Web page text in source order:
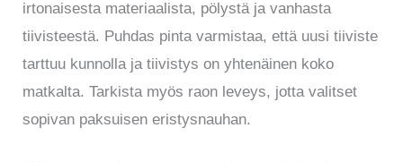
irtonaisesta materiaalista, pölystä ja vanhasta
tiivisteestä. Puhdas pinta varmistaa, että uusi tiiviste
tarttuu kunnolla ja tiivistys on yhtenäinen koko
matkalta. Tarkista myös raon leveys, jotta valitset
sopivan paksuisen eristysnauhan.